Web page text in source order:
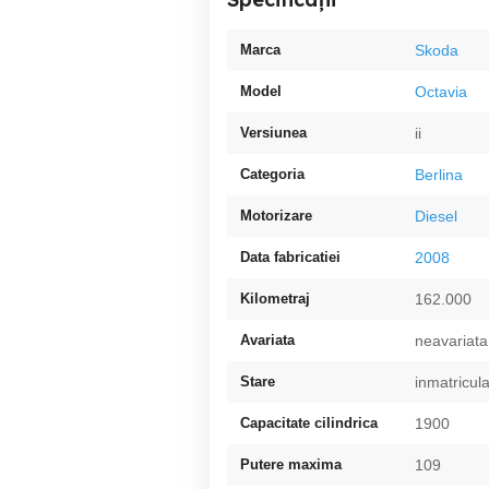
Marca Skoda
Model Octavia
Versiunea ii
Categoria Berlina
Motorizare Diesel
Data fabricatiei 2008
Kilometraj 162.000
Avariata neavariata
Stare
Capacitate cilindrica 1900
Putere maxima 109